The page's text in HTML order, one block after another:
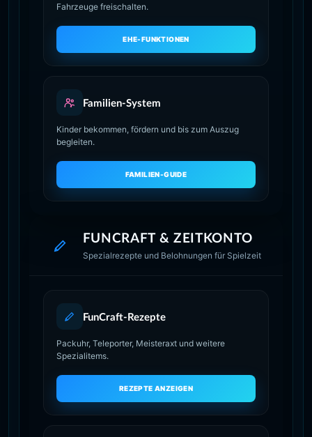
Fahrzeuge freischalten.
EHE-FUNKTIONEN
Familien-System
Kinder bekommen, fördern und bis zum Auszug
begleiten.
FAMILIEN-GUIDE
FUNCRAFT & ZEITKONTO
Spezialrezepte und Belohnungen für Spielzeit
FunCraft-Rezepte
Packuhr, Teleporter, Meisteraxt und weitere
Spezialitems.
REZEPTE ANZEIGEN